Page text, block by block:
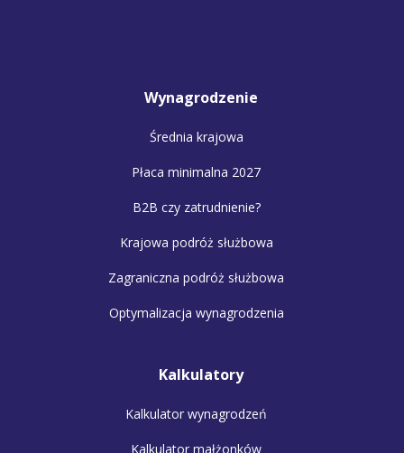
Wynagrodzenie
Średnia krajowa
Płaca minimalna 2027
B2B czy zatrudnienie?
Krajowa podróż służbowa
Zagraniczna podróż służbowa
Optymalizacja wynagrodzenia
Kalkulatory
Kalkulator wynagrodzeń
Kalkulator małżonków